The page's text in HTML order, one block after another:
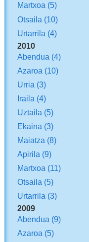
Martxoa (5)
Otsaila (10)
Urtarrila (4)
2010
Abendua (4)
Azaroa (10)
Urria (3)
Iraila (4)
Uztaila (5)
Ekaina (3)
Maiatza (8)
Apirila (9)
Martxoa (11)
Otsaila (5)
Urtarrila (3)
2009
Abendua (9)
Azaroa (5)